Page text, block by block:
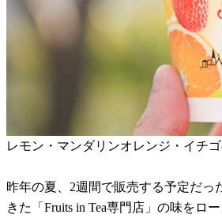
レモン・マンダリンオレンジ・イチ
昨年の夏、2週間で販売する予定だ
きた「Fruits in Tea専門店」の味をロ